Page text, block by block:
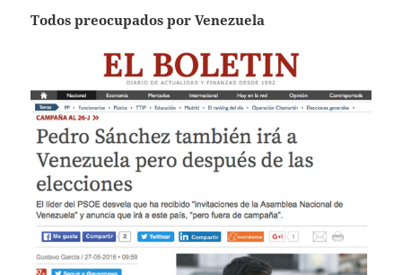
Todos preocupados por Venezuela